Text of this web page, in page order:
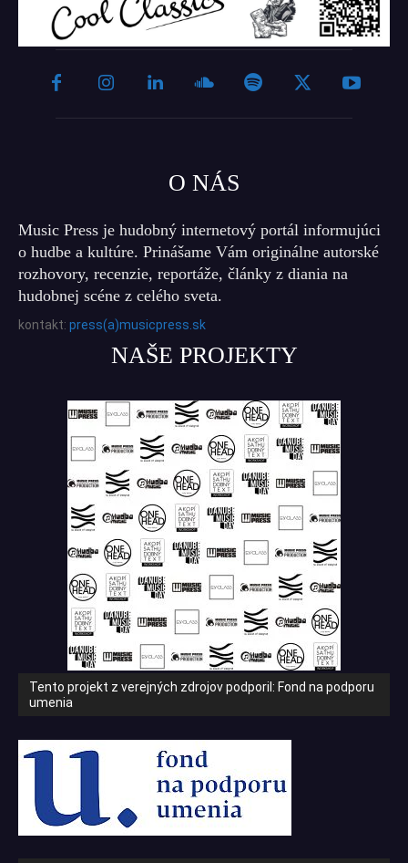
O NÁS
Music Press je hudobný internetový portál informujúci
o hudbe a kultúre. Prinášame Vám originálne autorské
rozhovory, recenzie, reportáže, články z diania na
hudobnej scéne z celého sveta.
kontakt: press(a)musicpress.sk
NAŠE PROJEKTY
Tento projekt z verejných zdrojov podporil: Fond na podporu
umenia